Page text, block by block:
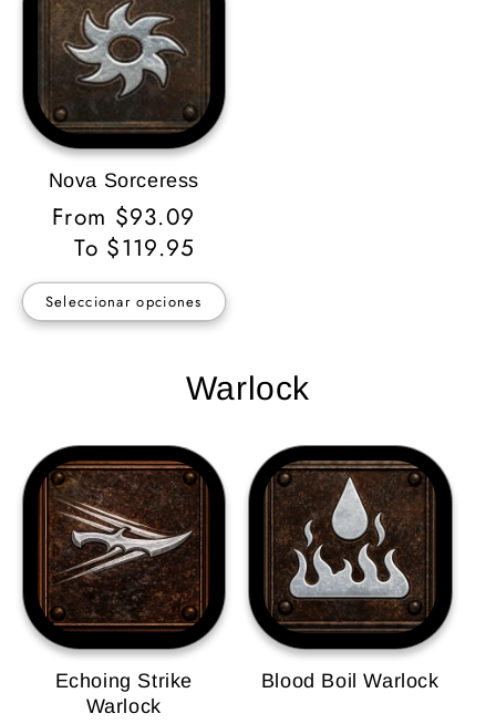
Nova Sorceress
Precio
habitual
From $93.09
To $119.95
Seleccionar opciones
Warlock
Echoing Strike
Warlock
Blood Boil Warlock